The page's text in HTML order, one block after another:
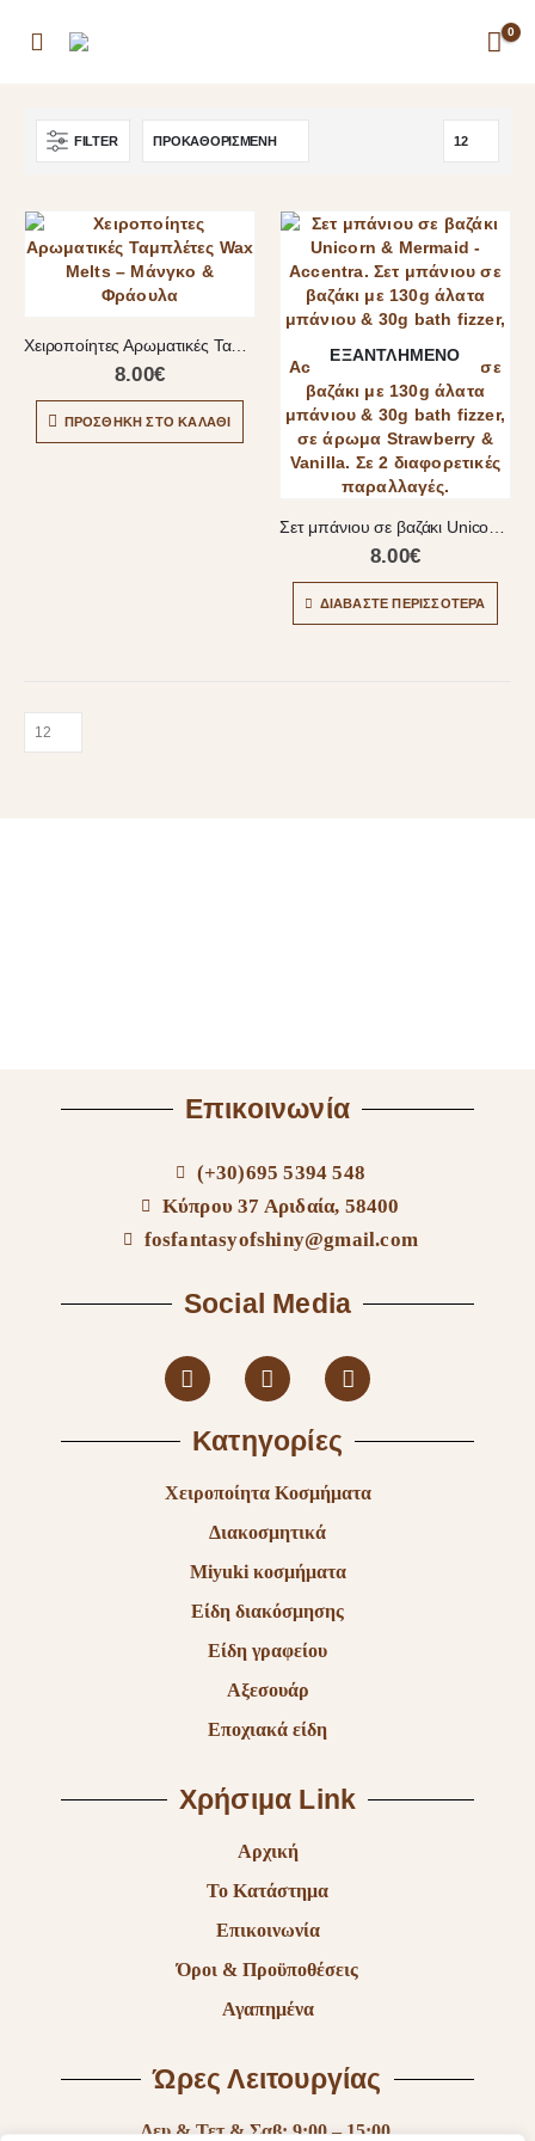
0
FILTER
Χειροποίητες Αρωματικές Ταμπλέτες Wax Melts – Μάνγκο & Φράουλα
8.00€
ΠΡΟΣΘΉΚΗ ΣΤΟ ΚΑΛΆΘΙ
ΕΞΑΝΤΛΗΜΈΝΟ
8.00€
ΔΙΑΒΆΣΤΕ ΠΕΡΙΣΣΌΤΕΡΑ
Επικοινωνία
(+30)695 5394 548
Κύπρου 37 Αριδαία, 58400
fosfantasyofshiny@gmail.com
Social Media
Κατηγορίες
Χειροποίητα Κοσμήματα
Διακοσμητικά
Miyuki κοσμήματα
Είδη διακόσμησης
Είδη γραφείου
Αξεσουάρ
Εποχιακά είδη
Χρήσιμα Link
Αρχική
Το Κατάστημα
Επικοινωνία
Όροι & Προϋποθέσεις
Αγαπημένα
Ώρες Λειτουργίας
Δευ & Τετ & Σαβ: 9:00 – 15:00